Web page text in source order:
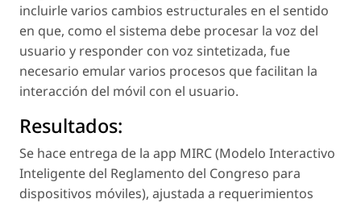
incluirle varios cambios estructurales en el sentido
en que, como el sistema debe procesar la voz del
usuario y responder con voz sintetizada, fue
necesario emular varios procesos que facilitan la
interacción del móvil con el usuario.
Resultados:
Se hace entrega de la app MIRC (Modelo Interactivo
Inteligente del Reglamento del Congreso para
dispositivos móviles), ajustada a requerimientos